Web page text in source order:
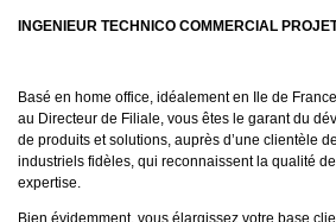
INGENIEUR TECHNICO COMMERCIAL
Basé en home office, idéalement en Ile de
au Directeur de Filiale, vous êtes le garant du
de produits et solutions, auprès d’une clientèle
industriels fidèles, qui reconnaissent la qualité
expertise.
Bien évidemment, vous élargissez votre base